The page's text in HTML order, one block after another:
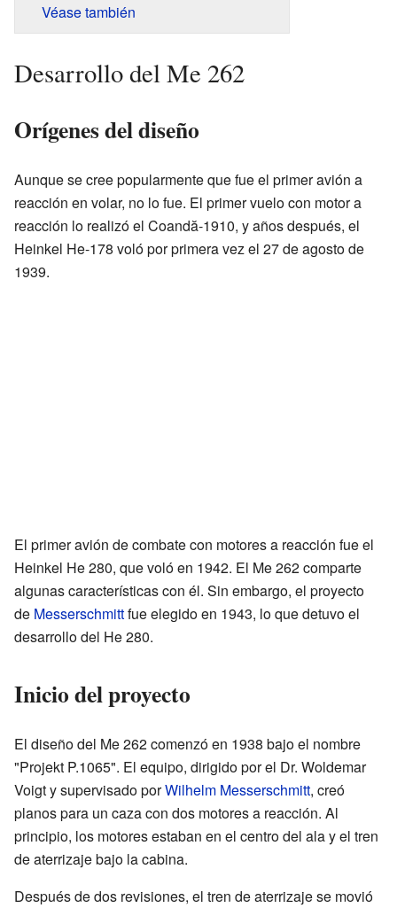
Véase también
Desarrollo del Me 262
Orígenes del diseño
Aunque se cree popularmente que fue el primer avión a
reacción en volar, no lo fue. El primer vuelo con motor a
reacción lo realizó el Coandă-1910, y años después, el
Heinkel He-178 voló por primera vez el 27 de agosto de
1939.
El primer avión de combate con motores a reacción fue el
Heinkel He 280, que voló en 1942. El Me 262 comparte
algunas características con él. Sin embargo, el proyecto
de Messerschmittfue elegido en 1943, lo que detuvo el
desarrollo del He 280.
Inicio del proyecto
El diseño del Me 262 comenzó en 1938 bajo el nombre
"Projekt P.1065". El equipo, dirigido por el Dr. Woldemar
Voigt y supervisado porWilhelm Messerschmitt, creó
planos para un caza con dos motores a reacción. Al
principio, los motores estaban en el centro del ala y el tren
de aterrizaje bajo la cabina.
Después de dos revisiones, el tren de aterrizaje se movió